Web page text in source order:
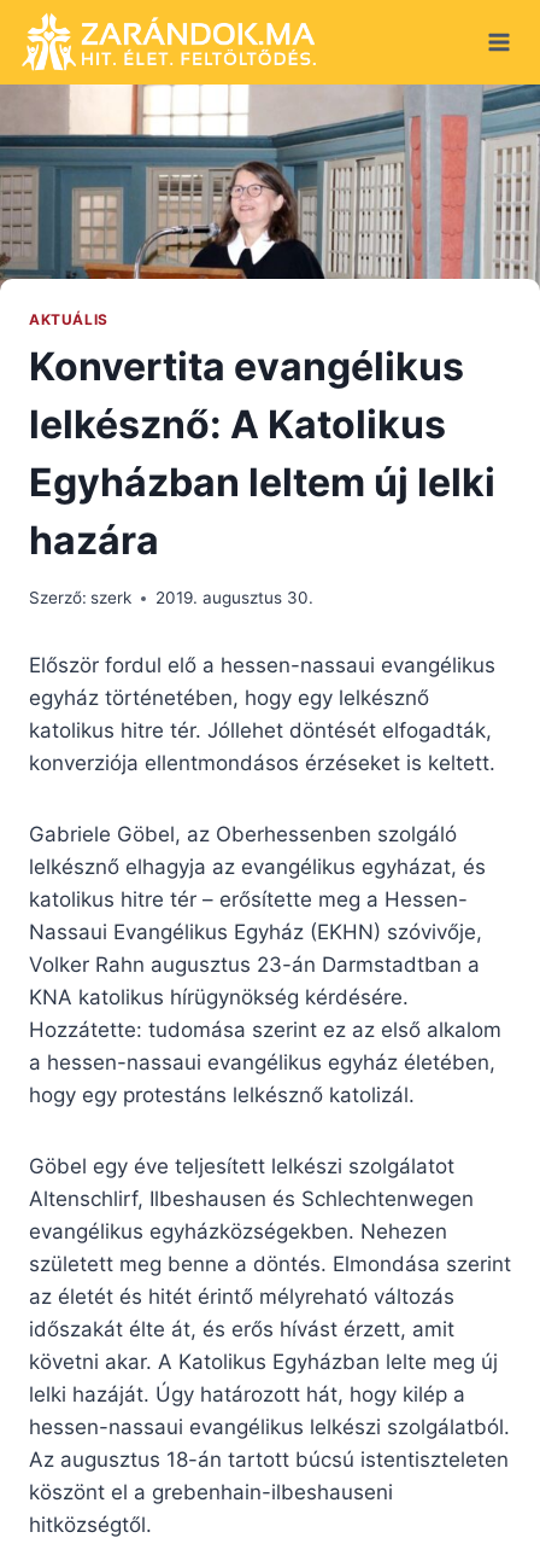
content
AKTUÁLIS
Konvertita evangélikus
lelkésznő: A Katolikus
Egyházban leltem új lelki
hazára
Szerző: szerk 2019. augusztus 30.
Először fordul elő a hessen-nassaui evangélikus
egyház történetében, hogy egy lelkésznő
katolikus hitre tér. Jóllehet döntését elfogadták,
konverziója ellentmondásos érzéseket is keltett.
Gabriele Göbel, az Oberhessenben szolgáló
lelkésznő elhagyja az evangélikus egyházat, és
katolikus hitre tér – erősítette meg a Hessen-
Nassaui Evangélikus Egyház (EKHN) szóvivője,
Volker Rahn augusztus 23-án Darmstadtban a
KNA katolikus hírügynökség kérdésére.
Hozzátette: tudomása szerint ez az első alkalom
a hessen-nassaui evangélikus egyház életében,
hogy egy protestáns lelkésznő katolizál.
Göbel egy éve teljesített lelkészi szolgálatot
Altenschlirf, Ilbeshausen és Schlechtenwegen
evangélikus egyházközségekben. Nehezen
született meg benne a döntés. Elmondása szerint
az életét és hitét érintő mélyreható változás
időszakát élte át, és erős hívást érzett, amit
követni akar. A Katolikus Egyházban lelte meg új
lelki hazáját. Úgy határozott hát, hogy kilép a
hessen-nassaui evangélikus lelkészi szolgálatból.
Az augusztus 18-án tartott búcsú istentiszteleten
köszönt el a grebenhain-ilbeshauseni
hitközségtől.